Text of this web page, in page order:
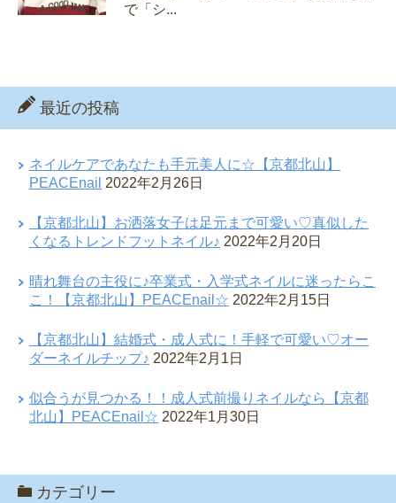
で「シ...
最近の投稿
ネイルケアであなたも手元美人に☆【京都北山】
PEACEnail 2022年2月26日
【京都北山】お洒落女子は足元まで可愛い♡真似した
くなるトレンドフットネイル♪ 2022年2月20日
晴れ舞台の主役に♪卒業式・入学式ネイルに迷ったらこ
こ！【京都北山】PEACEnail☆ 2022年2月15日
【京都北山】結婚式・成人式に！手軽で可愛い♡オー
ダーネイルチップ♪ 2022年2月1日
似合うが見つかる！！成人式前撮りネイルなら【京都
北山】PEACEnail☆ 2022年1月30日
カテゴリー